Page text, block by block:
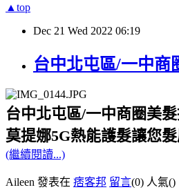
▲top
Dec 21 Wed 2022 06:19
台中北屯區/一中商
台中北屯區/一中商圈美
莫提娜5G熱能護髮讓您
(繼續閱讀...)
Aileen 發表在 痞客邦 留言(0) 人氣()